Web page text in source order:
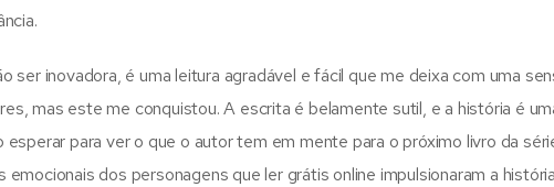
ser inovadora, é uma leitura agradável e fácil que me deixa com uma
mas este me conquistou. A escrita é belamente sutil, e a história é
esperar para ver o que o autor tem em mente para o próximo livro da
dos personagens que ler grátis online impulsionaram a